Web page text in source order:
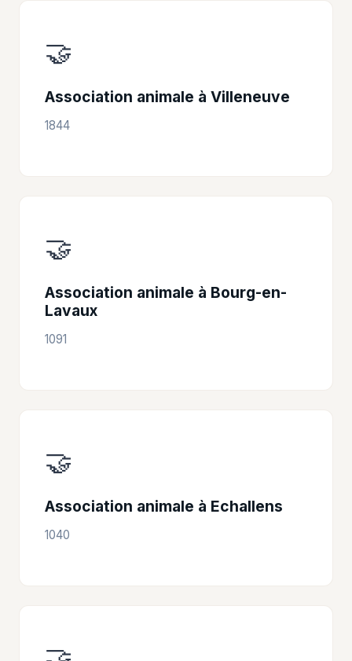
🤝
Association animale à Villeneuve
1844
🤝
Association animale à Bourg-en-
Lavaux
1091
🤝
Association animale à Echallens
1040